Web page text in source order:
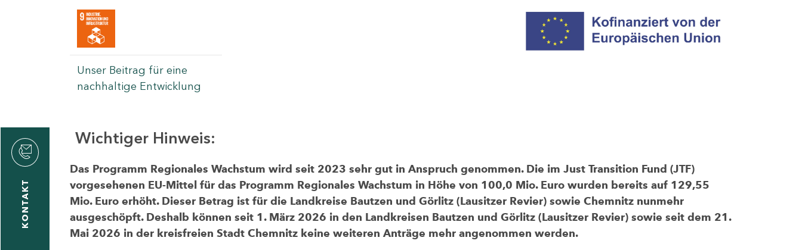
Unser Beitrag für eine
nachhaltige Entwicklung
KONTAKT
Wichtiger Hinweis:
Das Programm Regionales Wachstum wird seit 2023 sehr gut in Anspruch genommen. Die im Just Transition Fund (JTF)
vorgesehenen EU-Mittel für das Programm Regionales Wachstum in Höhe von 100,0 Mio. Euro wurden bereits auf 129,55
Mio. Euro erhöht. Dieser Betrag ist für die Landkreise Bautzen und Görlitz (Lausitzer Revier) sowie Chemnitz nunmehr
ausgeschöpft. Deshalb können seit 1. März 2026 in den Landkreisen Bautzen und Görlitz (Lausitzer Revier) sowie seit dem 21.
Mai 2026 in der kreisfreien Stadt Chemnitz keine weiteren Anträge mehr angenommen werden.